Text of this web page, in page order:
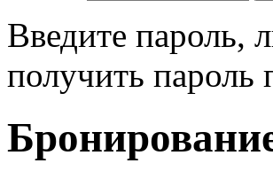
Введите пароль,
получить пароль